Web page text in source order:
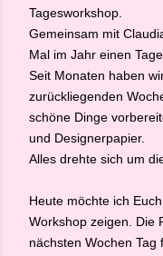
Tagesworkshop.
Gemeinsam mit
Mal im Jahr einen
Seit Monaten haben
zurückliegenden
schöne Dinge
und Designerpapier.
Alles drehte sich um
Heute möchte ich
Workshop zeigen. Die
nächsten Wochen Tag